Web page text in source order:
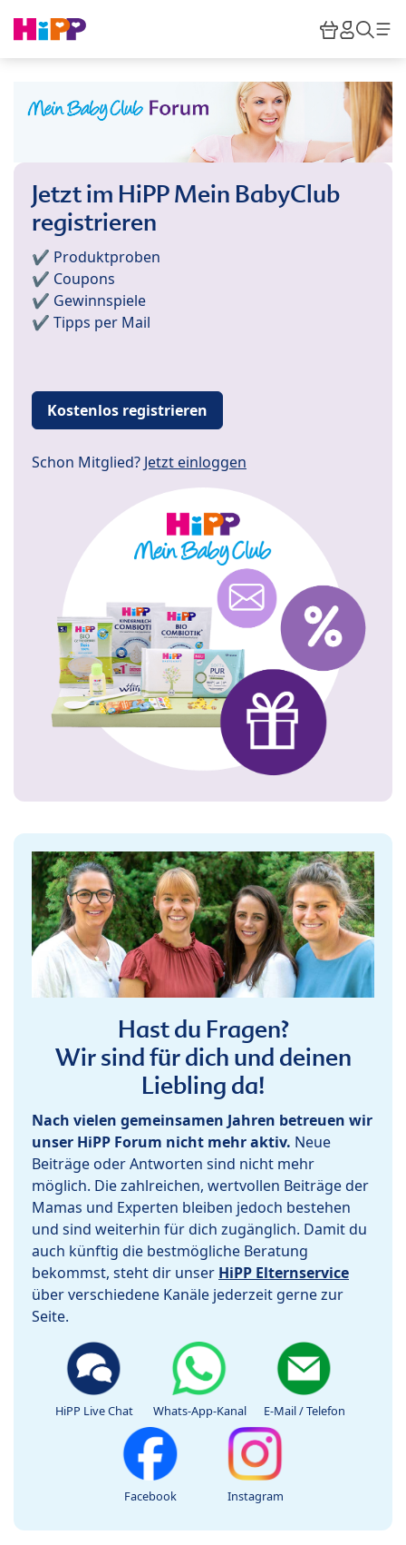
HiPP
Jetzt im HiPP Mein BabyClub
registrieren
✔️ Produktproben
✔️ Coupons
✔️ Gewinnspiele
✔️ Tipps per Mail
Kostenlos registrieren
Schon Mitglied? Jetzt einloggen
Hast du Fragen?
Wir sind für dich und deinen
Liebling da!
Nach vielen gemeinsamen Jahren betreuen wir
unser HiPP Forum nicht mehr aktiv. Neue
Beiträge oder Antworten sind nicht mehr
möglich. Die zahlreichen, wertvollen Beiträge der
Mamas und Experten bleiben jedoch bestehen
und sind weiterhin für dich zugänglich. Damit du
auch künftig die bestmögliche Beratung
bekommst, steht dir unser HiPP Elternservice
über verschiedene Kanäle jederzeit gerne zur
Seite.
HiPP Live Chat Whats-App-Kanal E-Mail / Telefon
Facebook Instagram